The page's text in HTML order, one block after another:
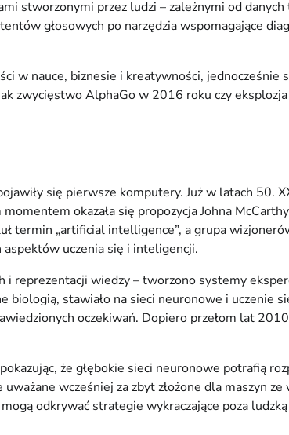
stworzonymi przez ludzi – zależnymi od
głosowych po narzędzia wspomagające
w nauce, biznesie i kreatywności, jednocześnie
zwycięstwo AlphaGo w 2016 roku czy
się pierwsze komputery. Już w latach 50.
okazała się propozycja Johna
termin „artificial intelligence”, a grupa
aspektów uczenia się i inteligencji.
i reprezentacji wiedzy – tworzono systemy
stawiało na sieci neuronowe i uczenie
oczekiwań. Dopiero przełom lat
że głębokie sieci neuronowe potrafią
wcześniej za zbyt złożone dla maszyn
odkrywać strategie wykraczające poza